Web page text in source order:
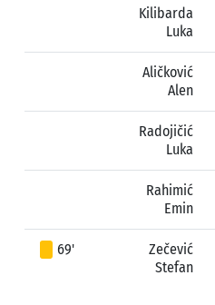
Kilibarda
Luka
Aličković
Alen
Radojičić
Luka
Rahimić
Emin
69'
Zečević
Stefan